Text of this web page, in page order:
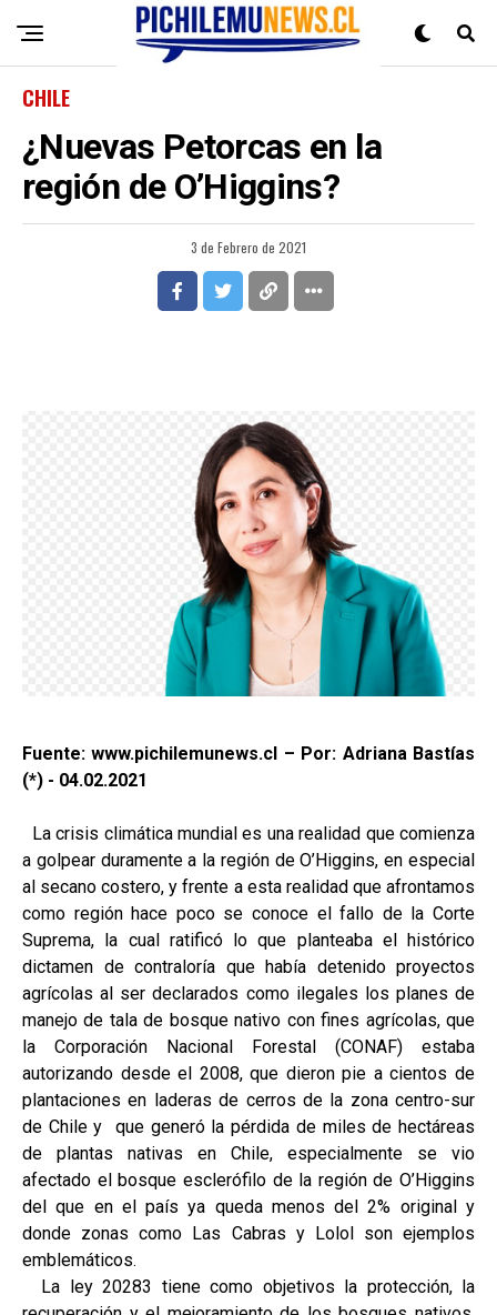
CHILE
¿Nuevas Petorcas en la
región de O’Higgins?
3 de Febrero de 2021
Fuente: www.pichilemunews.cl – Por: Adriana Bastías
(*) - 04.02.2021
La crisis climática mundial es una realidad que comienza
a golpear duramente a la región de O’Higgins, en especial
al secano costero, y frente a esta realidad que afrontamos
como región hace poco se conoce el fallo de la Corte
Suprema, la cual ratificó lo que planteaba el histórico
dictamen de contraloría que había detenido proyectos
agrícolas al ser declarados como ilegales los planes de
manejo de tala de bosque nativo con fines agrícolas, que
la Corporación Nacional Forestal (CONAF) estaba
autorizando desde el 2008, que dieron pie a cientos de
plantaciones en laderas de cerros de la zona centro-sur
de Chile y que generó la pérdida de miles de hectáreas
de plantas nativas en Chile, especialmente se vio
afectado el bosque esclerófilo de la región de O’Higgins
del que en el país ya queda menos del 2% original y
donde zonas como Las Cabras y Lolol son ejemplos
emblemáticos.
La ley 20283 tiene como objetivos la protección, la